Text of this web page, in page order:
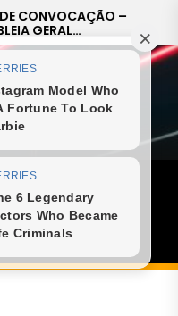
sistema
Menu
ESPORTE